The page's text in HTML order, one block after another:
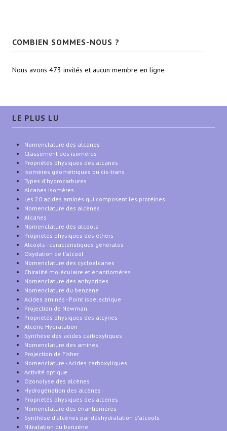
COMBIEN SOMMES-NOUS ?
Nous avons 473 invités et aucun membre en ligne
LE PLUS LU
Nomenclature des alcanes
Classement des isomères
Propriétés physiques des alcanes
Isomères géométriques ou cis-trans
Types d'hydrocarbures
Alcanes isomères
Les 20 acides aminés qui composent les protéines
Nomenclature des alcènes
Alcanes
Nomenclature des alcools
Propriétés physiques des éthers
Alcools - caractéristiques générales
Oxydation de l'alcool
Nomenclature des cycloalcanes
Chiralité moléculaire et énantiomères
Nomenclature des anhydrides
Nomenclature du benzène
Acides aminés - Point isoélectrique
Projection de Newman
Propriétés physiques des alcynes
Alcène Hydratation
Synthèse des acides carboxyliques
Nomenclature des amines
Projection de Fisher
Nomenclature - Acides carboxyliques
Activité optique
Ozonolyse des alcènes
Hydrogénation des alcènes
Propriétés physiques des alcènes
Nomenclature des énantiomères
Synthèse d'alcènes par déshydratation d'alcools
Nitratation du benzène